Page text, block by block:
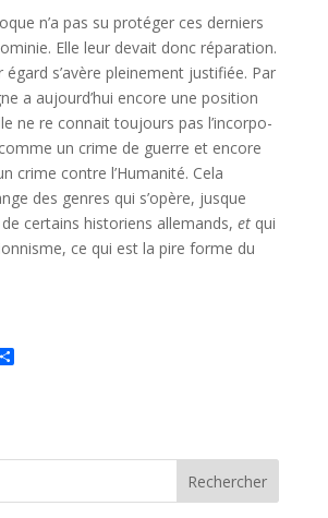
n’a pas su protéger ces derniers
Elle leur devait donc réparation.
égard s’avère pleinement justifiée. Par
a aujourd’hui encore une posi­tion
ne re­ connait toujours pas l’incorpo­
un crime de guerre et encore
crime contre l’Humanité. Cela
des genres qui s’opère, jusque
certains historiens allemands, et qui
ce qui est la pire forme du
P
e